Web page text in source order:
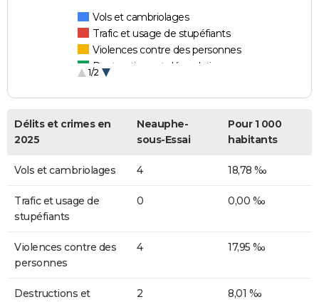
Vols et cambriolages
Trafic et usage de stupéfiants
Violences contre des personnes
Destructions et dégradations
1/2
Délits et crimes en
2025
Neauphe-
sous-Essai
Pour 1 000
habitants
Vols et cambriolages 4 18,78 ‰
Trafic et usage de
stupéfiants
0 0,00 ‰
Violences contre des
personnes
4 17,95 ‰
Destructions et
2 8,01 ‰